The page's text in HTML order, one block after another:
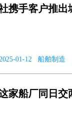
携手客户推出
01-12 船舶制造
家船厂同日交